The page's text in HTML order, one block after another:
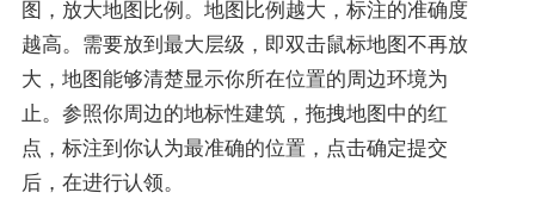
图，放大地图比例。地图比例越大，标注的准确度
越高。需要放到最大层级，即双击鼠标地图不再放
大，地图能够清楚显示你所在位置的周边环境为
止。参照你周边的地标性建筑，拖拽地图中的红
点，标注到你认为最准确的位置，点击确定提交
后，在进行认领。